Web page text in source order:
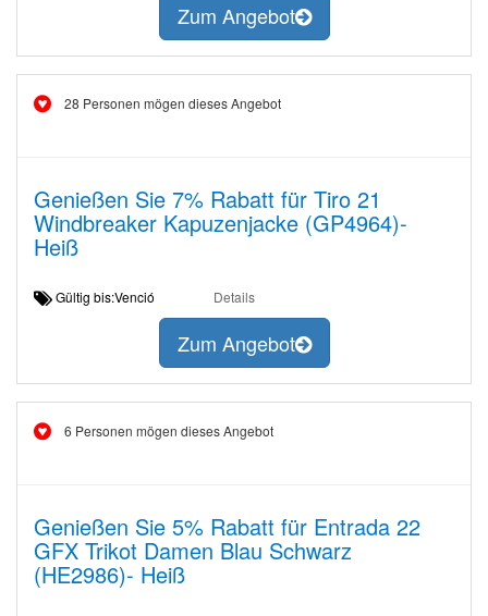
Zum Angebot
28 Personen mögen dieses Angebot
Genießen Sie 7% Rabatt für Tiro 21
Windbreaker Kapuzenjacke (GP4964)-
Heiß
Gültig bis:Venció Details
Zum Angebot
6 Personen mögen dieses Angebot
Genießen Sie 5% Rabatt für Entrada 22
GFX Trikot Damen Blau Schwarz
(HE2986)- Heiß